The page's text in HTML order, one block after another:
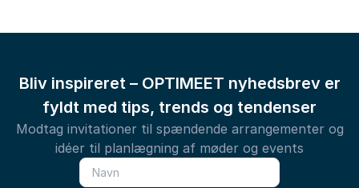
Bliv inspireret – OPTIMEET nyhedsbrev er
fyldt med tips, trends og tendenser
Modtag invitationer til spændende arrangementer og
idéer til planlægning af møder og events